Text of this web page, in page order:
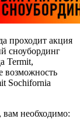
проходит акция
сноубординг
Termit,
возможность
Sochifornia
вам необходимо: